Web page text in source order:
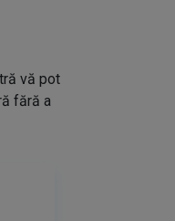
vă pot
fără a